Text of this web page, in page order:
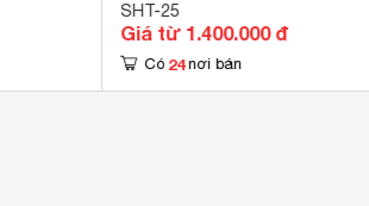
SHT-25
Giá từ 1.400.000 đ
Có 24 nơi bán